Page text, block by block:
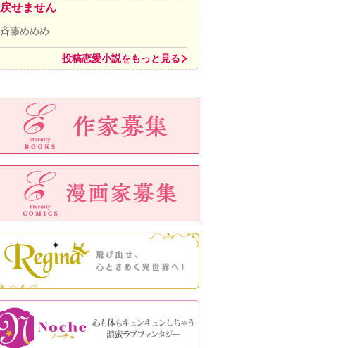
戻せません
斉藤めめめ
投稿恋愛小説をもっと見る